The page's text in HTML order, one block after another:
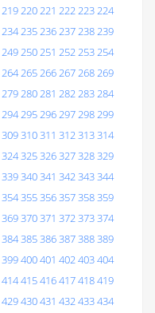
219220221 222223224
234235236237238239
249250251 252253254
264265266267268269
279280281 282283284
294295296297298299
309310311 312313314
324325326327328329
339340341 342343344
354355356357358359
369370371 372373374
384385386387388389
399400401 402403404
414415416417418419
429430431 432433434